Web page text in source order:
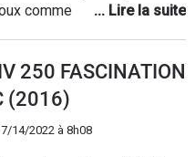
comme peu envoyé si
optionné, la finition sport
ligne magnifique est ultra
en été la clim en
une voiture faite pour la
250 FASCINATION
(2016)
7/14/2022 à 8h08